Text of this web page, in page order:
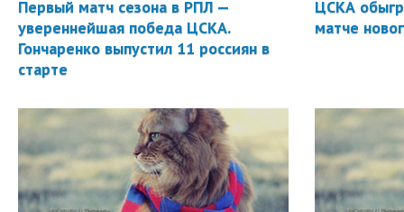
Первый матч сезона в РПЛ —
увереннейшая победа ЦСКА.
Гончаренко выпустил 11 россиян в
старте
ЦСКА
матче